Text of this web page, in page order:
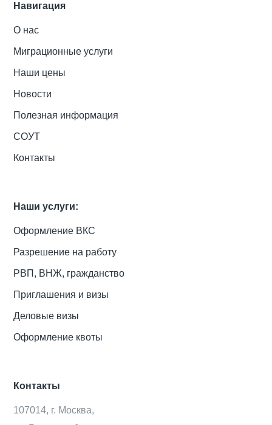
Навигация
О нас
Миграционные услуги
Наши цены
Новости
Полезная информация
СОУТ
Контакты
Наши услуги:
Оформление ВКС
Разрешение на работу
РВП, ВНЖ, гражданство
Приглашения и визы
Деловые визы
Оформление квоты
Контакты
107014, г. Москва,